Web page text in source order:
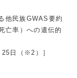
他民族GWAS要約
亡率）への遺伝的
日（※2）］